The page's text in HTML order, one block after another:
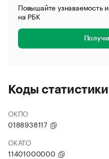
Повышайте узнаваемость
на РБК
Коды статистики
ОКПО
0188938117
ОКАТО
11401000000